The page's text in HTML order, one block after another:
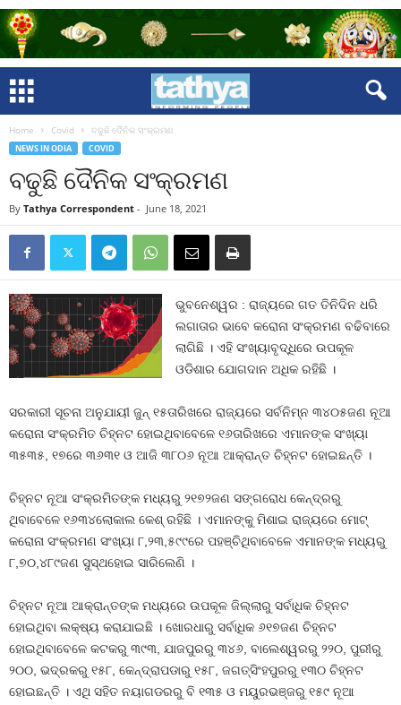
Home Covid ବଢୁଛି ଦୈନିକ ସଂକ୍ରମଣ
NEWS IN ODIA COVID
ବଢୁଛି ଦୈନିକ ସଂକ୍ରମଣ
By Tathya Correspondent - June 18, 2021
ଭୁବନେଶ୍ୱର : ରାଜ୍ୟରେ ଗତ ତିନିଦିନ ଧରି
ଲଗାତାର ଭାବେ କରୋନା ସଂକ୍ରମଣ ବଢିବାରେ
ଲାଗିଛି । ଏହି ସଂଖ୍ୟାବୃଦ୍ଧିରେ ଉପକୂଳ
ଓଡିଶାର ଯୋଗଦାନ ଅଧିକ ରହିଛି ।
ସରକାରୀ ସୂଚନା ଅନୁଯାୟୀ ଜୁନ୍‍ ୧୫ତାରିଖରେ ରାଜ୍ୟରେ ସର୍ବନିମ୍ନ ୩୪୦୫ଜଣ ନୂଆ
କରୋନା ସଂକ୍ରମିତ ଚିହ୍ନଟ ହୋଇଥିବାବେଳେ ୧୬ତାରିଖରେ ଏମାନଙ୍କ ସଂଖ୍ୟା
୩୫୩୫, ୧୭ରେ ୩୬୩୧ ଓ ଆଜି ୩୮୦୬ ନୂଆ ଆକ୍ରାନ୍ତ ଚିହ୍ନଟ ହୋଇଛନ୍ତି ।
ଚିହ୍ନଟ ନୂଆ ସଂକ୍ରମିତଙ୍କ ମଧ୍ୟରୁ ୨୧୭୨ଜଣ ସଙ୍ଗରୋଧ କେନ୍ଦ୍ରରୁ
ଥିବାବେଳେ ୧୬୩୪ଲୋକାଲ କେଶ୍‍ ରହିଛି । ଏମାନଙ୍କୁ ମିଶାଇ ରାଜ୍ୟରେ ମୋଟ୍‍
କରୋନା ସଂକ୍ରମଣ ସଂଖ୍ୟା ୮,୨୩,୫୯୯ରେ ପହଞ୍ଚିଥିବାବେଳେ ଏମାନଙ୍କ ମଧ୍ୟରୁ
୮,୭୦,୪୮୯ଜଣ ସୁସ୍ଥହୋଇ ସାରିଲେଣି ।
ଚିହ୍ନଟ ନୂଆ ଆକ୍ରାନ୍ତଙ୍କ ମଧ୍ୟରେ ଉପକୂଳ ଜିଲ୍ଲାରୁ ସର୍ବାଧିକ ଚିହ୍ନଟ
ହୋଇଥିବା ଲକ୍ଷ୍ୟ କରାଯାଇଛି । ଖୋରଧାରୁ ସର୍ବାଧିକ ୬୧୭ଜଣ ଚିହ୍ନଟ
ହୋଇଥିବାବେଳେ କଟକରୁ ୩୯୩, ଯାଜପୁରରୁ ୩୪୬, ବାଲେଶ୍ୱରରୁ ୨୨୦, ପୁରୀରୁ
୨୦୦, ଭଦ୍ରକରୁ ୧୫୮, କେନ୍ଦ୍ରାପଡାରୁ ୧୫୮, ଜଗତ୍‍ସିଂହପୁରରୁ ୧୩୦ ଚିହ୍ନଟ
ହୋଇଛନ୍ତି । ଏଥି ସହିତ ନୟାଗଡରରୁ ବି ୧୩୫ ଓ ମୟୁରଭଞ୍ଜରୁ ୧୫୯ ନୂଆ